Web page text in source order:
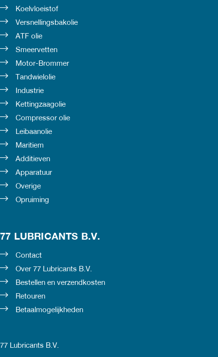
Koelvloeistof
Versnellingsbakolie
ATF olie
Smeervetten
Motor-Brommer
Tandwielolie
Industrie
Kettingzaagolie
Compressor olie
Leibaanolie
Maritiem
Additieven
Apparatuur
Overige
Opruiming
77 LUBRICANTS B.V.
Contact
Over 77 Lubricants B.V.
Bestellen en verzendkosten
Retouren
Betaalmogelijkheden
77 Lubricants B.V.